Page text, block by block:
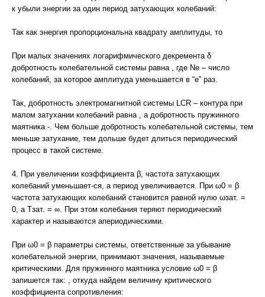
к убыли энергии за один период затухающих колебаний:
Так как энергия пропорциональна квадрату амплитуды, то
При малых значениях логарифмического декремента δ
добротность колебательной системы равна , где Ne – число
колебаний, за которое амплитуда уменьшается в “е” раз.
Так, добротность электромагнитной системы LCR – контура при
малом затухании колебаний равна , а добротность пружинного
маятника -. Чем больше добротность колебательной системы, тем
меньше затухание, тем дольше будет длиться периодический
процесс в такой системе.
4. При увеличении коэффициента β, частота затухающих
колебаний уменьшает-ся, а период увеличивается. При ω0 = β
частота затухающих колебаний становится равной нулю ωзат. =
0, а Тзат. = ∞. При этом колебания теряют периодический
характер и называются апериодическими.
При ω0 = β параметры системы, ответственные за убывание
колебательной энергии, принимают значения, называемые
критическими. Для пружинного маятника условие ω0 = β
запишется так: , откуда найдем величину критического
коэффициента сопротивления: